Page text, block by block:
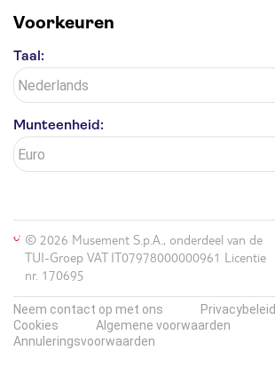
Voorkeuren
Taal:
Munteenheid:
© 2026 Musement S.p.A., onderdeel van de
TUI-Groep VAT IT07978000000961 Licentie
nr. 170695
Neem contact op met ons
Privacybeleid
Cookies
Algemene voorwaarden
Annuleringsvoorwaarden